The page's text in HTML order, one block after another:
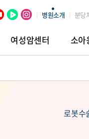
병원소개 분당
여성암센터 소아
로봇수